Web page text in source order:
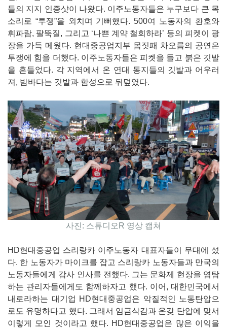
들의 지지 인증샷이 나왔다. 이주노동자들은 누구보다 큰 목
소리로 “투쟁”을 외치며 기뻐했다. 500여 노동자의 환호와
휘파람, 팔뚝질, 그리고 ‘나쁜 계약 철회하라’ 등의 피켓이 광
장을 가득 메웠다. 현대중공업지부 몸짓패 차오름의 공연은
투쟁에 힘을 더했다. 이주노동자들은 피켓을 들고 붉은 깃발
을 흔들었다. 각 지역에서 온 연대 동지들의 깃발과 어우러
져, 밤바다는 깃발과 함성으로 뒤덮였다.
사진: 스튜디오R 영상 캡쳐
HD현대중공업 스리랑카 이주노동자 대표자들이 무대에 섰
다. 한 노동자가 마이크를 잡고 스리랑카 노동자들과 만국의
노동자들에게 감사 인사를 전했다. 그는 문화제 현장을 염탐
하는 관리자들에게도 함께하자고 했다. 이어, 대한민국에서
내로라하는 대기업 HD현대중공업은 악질적인 노동탄압으
로도 유명하다고 했다. 그래서 임금삭감과 온갖 탄압에 맞서
이렇게 모인 것이라고 했다. HD현대중공업은 많은 이익을